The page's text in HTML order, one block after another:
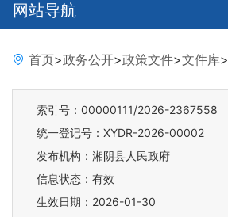
网站导航
首页>政务公开>政策文件>文件库>
索引号：00000111/2026-2367558
统一登记号：XYDR-2026-00002
发布机构：湘阴县人民政府
信息状态： 有效
生效日期：2026-01-30